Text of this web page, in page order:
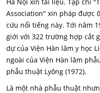
Association" xin pháp được
cứu nổi tiếng này. Tới năm
giới với 322 trường hợp cắt
dự của Viện Hàn lâm y học
ngoài của Viện Hàn lâm
phẫu thuật Lyông (1972).
Là một nhà phẫu thuật